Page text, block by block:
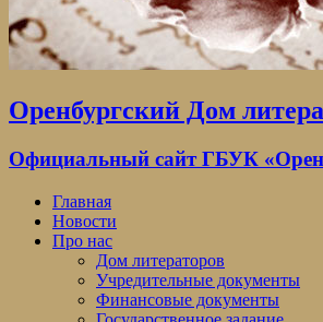
Оренбургский Дом
Официальный сайт ГБУК
Главная
Новости
Про нас
Дом литераторов
Учредительные документы
Финансовые документы